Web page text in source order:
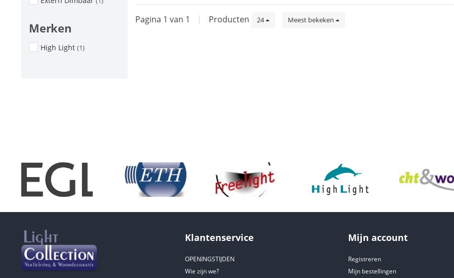
Merken
High Light (1)
Pagina 1 van 1 | Producten 24 Meest bekeken
Klantenservice
OPENINGSTIJDEN
Wie zijn we?
Mijn account
Registreren
Mijn bestellingen